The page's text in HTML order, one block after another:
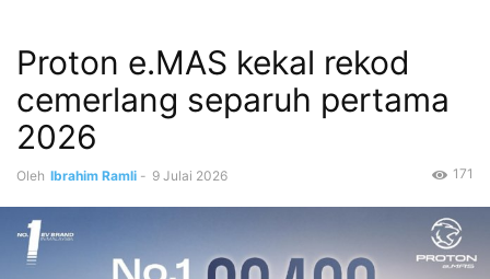
Proton e.MAS kekal rekod
cemerlang separuh pertama
2026
Oleh Ibrahim Ramli - 9 Julai 2026 171